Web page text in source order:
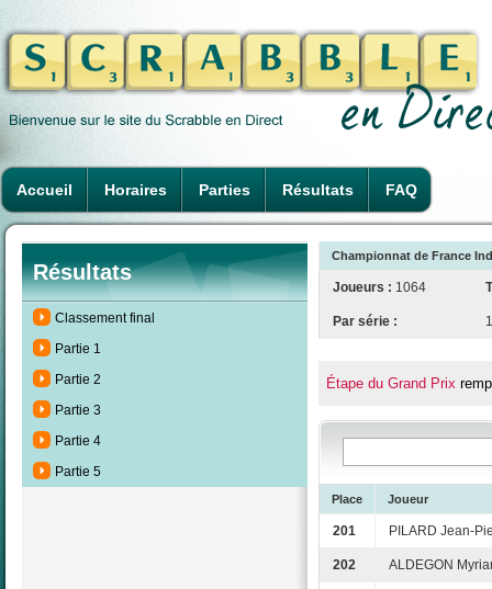
Accueil Horaires Parties Résultats FAQ
Résultats
Classement final
Partie 1
Partie 2
Partie 3
Partie 4
Partie 5
Championnat de France
Joueurs : 1064
Par série :
Étape du Grand Prix
Place Joueur
201 PILARD Jean-
202 ALDEGON